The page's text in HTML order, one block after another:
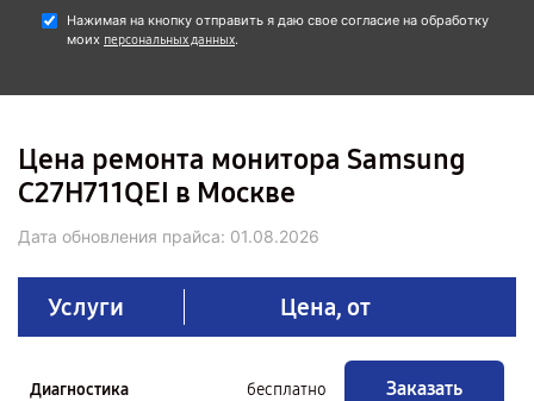
Нажимая на кнопку отправить я даю свое согласие на обработку
моих персональных данных.
Цена ремонта монитора Samsung
C27H711QEI в Москве
Дата обновления прайса: 01.08.2026
Услуги Цена, от
Диагностика бесплатно Заказать